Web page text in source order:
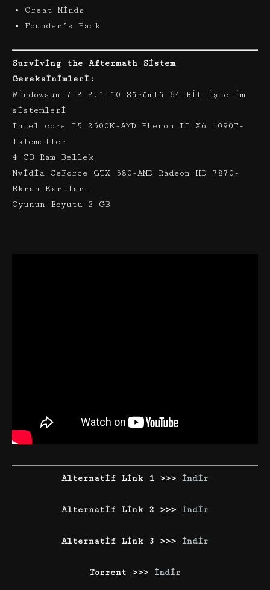
Great Minds
Founder’s Pack
Surviving the Aftermath Sistem
Gereksinimleri:
Windowsun 7-8-8.1-10 Sürümlü 64 Bit işletim
sistemleri
intel core i5 2500K-AMD Phenom II X6 1090T-
işlemciler
4 GB Ram Bellek
Nvidia GeForce GTX 580-AMD Radeon HD 7870-
Ekran Kartları
Oyunun Boyutu 2 GB
Alternatif Link 1 >>> İndir
Alternatif Link 2 >>> İndir
Alternatif Link 3 >>> İndir
Torrent >>> İndir